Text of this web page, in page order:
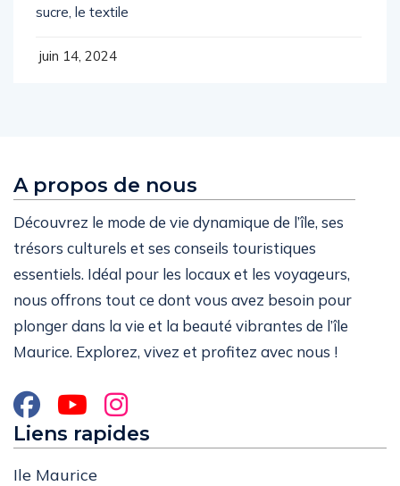
sucre, le textile
juin 14, 2024
A propos de nous
Découvrez le mode de vie dynamique de l’île, ses
trésors culturels et ses conseils touristiques
essentiels. Idéal pour les locaux et les voyageurs,
nous offrons tout ce dont vous avez besoin pour
plonger dans la vie et la beauté vibrantes de l’île
Maurice. Explorez, vivez et profitez avec nous !
Liens rapides
Ile Maurice